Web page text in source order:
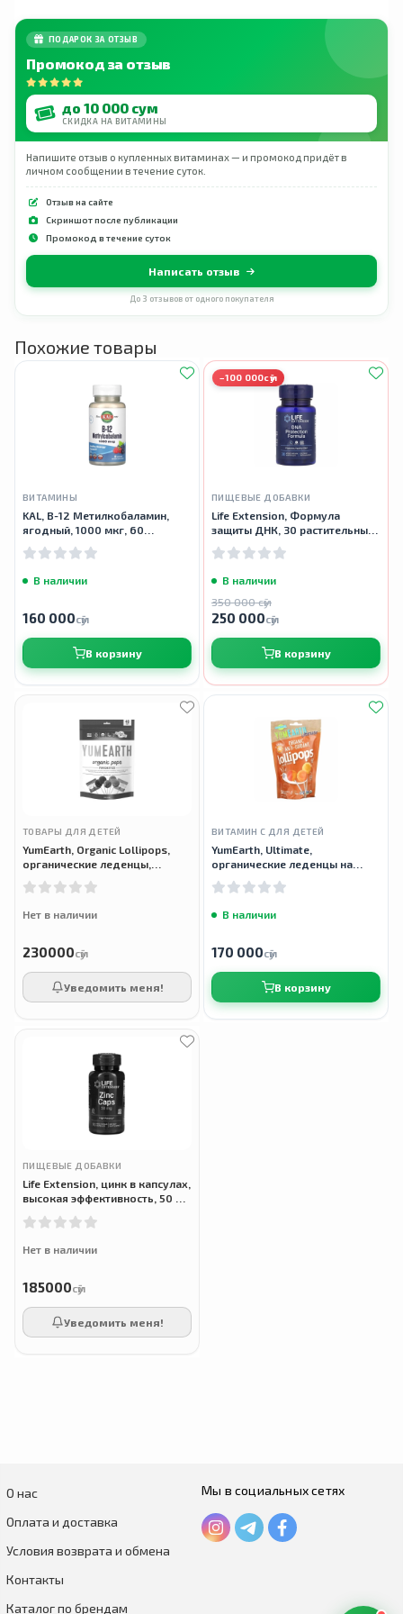
расстройство желудочно-кишечного тракта.
ПОДАРОК ЗА ОТЗЫВ
Промокод за отзыв
до 10 000 сум
СКИДКА НА ВИТАМИНЫ
Напишите отзыв о купленных витаминах — и промокод придёт в
личном сообщении в течение суток.
Отзыв на сайте
Скриншот после публикации
Промокод в течение суток
Написать отзыв
До 3 отзывов от одного покупателя
Похожие товары
ВИТАМИНЫ
KAL, B-12 Метилкобаламин,
ягодный, 1000 мкг, 60
В наличии
160 000сӯм
В корзину
−100 000сӯм
ПИЩЕВЫЕ ДОБАВКИ
Life Extension, Формула
защиты ДНК, 30 растительных
В наличии
350 000 сӯм
250 000сӯм
В корзину
ТОВАРЫ ДЛЯ ДЕТЕЙ
YumEarth, Organic Lollipops,
органические леденцы,
Ассорти вкусов, 40 шт
Нет в наличии
230000сӯм
Уведомить меня!
ВИТАМИН С ДЛЯ ДЕТЕЙ
YumEarth, Ultimate,
органические леденцы на
палочке с антиоксидантами со
вкусом манго, апельсина,
В наличии
170 000сӯм
В корзину
ПИЩЕВЫЕ ДОБАВКИ
Life Extension, цинк в капсулах,
высокая эффективность, 50 мг,
Нет в наличии
185000сӯм
Уведомить меня!
О нас
Оплата и доставка
Условия возврата и обмена
Контакты
Каталог по брендам
Мы в социальных сетях